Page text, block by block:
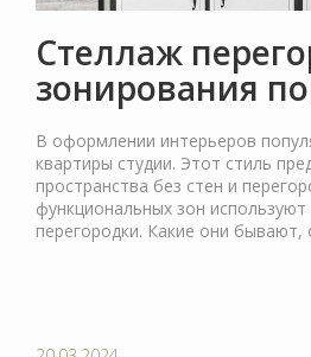
Стеллаж
зонирования
В оформлении интерьеров
квартиры студии. Этот стиль
пространства без стен и
функциональных зон
перегородки. Какие они